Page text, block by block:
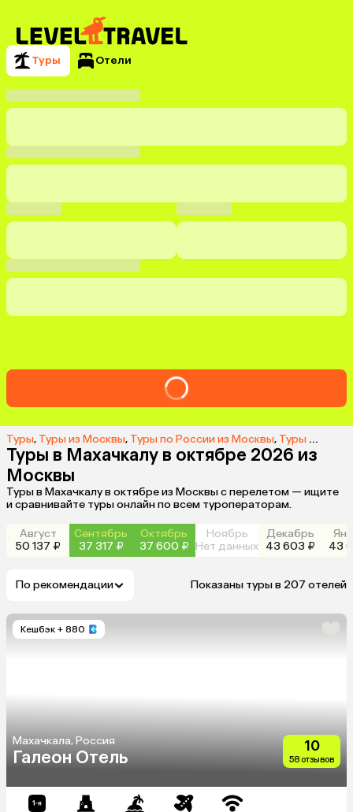
Туры Отели
Туры, Туры из Москвы, Туры по России из Москвы, Туры в Махачкалу из Москвы
Туры в Махачкалу в октябре 2026 из
Москвы
Туры в Махачкалу в октябре из Москвы с перелетом — ищите
и сравнивайте туры онлайн по всем туроператорам.
Август
50 137 ₽
Сентябрь
37 317 ₽
Октябрь
37 600 ₽
Ноябрь
Нет данных
Декабрь
43 603 ₽
43
По рекомендации Показаны туры в 207 отелей
Кешбэк + 880
Махачкала, Россия
Галеон Отель
10
58 отзывов